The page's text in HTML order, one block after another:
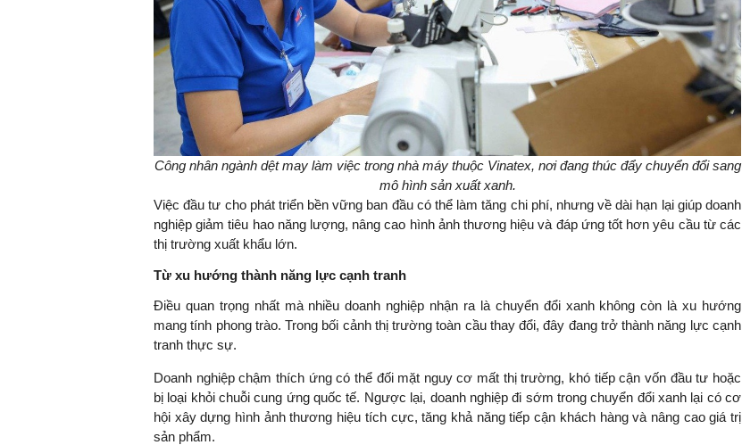
Công nhân ngành dệt may làm việc trong nhà máy thuộc Vinatex, nơi đang thúc đẩy chuyển đổi sang
mô hình sản xuất xanh.
Việc đầu tư cho phát triển bền vững ban đầu có thể làm tăng chi phí, nhưng về dài hạn lại giúp doanh
nghiệp giảm tiêu hao năng lượng, nâng cao hình ảnh thương hiệu và đáp ứng tốt hơn yêu cầu từ các
thị trường xuất khẩu lớn.
Từ xu hướng thành năng lực cạnh tranh
Điều quan trọng nhất mà nhiều doanh nghiệp nhận ra là chuyển đổi xanh không còn là xu hướng
mang tính phong trào. Trong bối cảnh thị trường toàn cầu thay đổi, đây đang trở thành năng lực cạnh
tranh thực sự.
Doanh nghiệp chậm thích ứng có thể đối mặt nguy cơ mất thị trường, khó tiếp cận vốn đầu tư hoặc
bị loại khỏi chuỗi cung ứng quốc tế. Ngược lại, doanh nghiệp đi sớm trong chuyển đổi xanh lại có cơ
hội xây dựng hình ảnh thương hiệu tích cực, tăng khả năng tiếp cận khách hàng và nâng cao giá trị
sản phẩm.